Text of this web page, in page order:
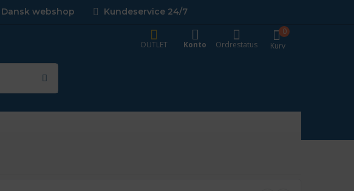
Dansk webshop Kundeservice 24/7
Kurv
0
OUTLET
Konto Ordrestatus